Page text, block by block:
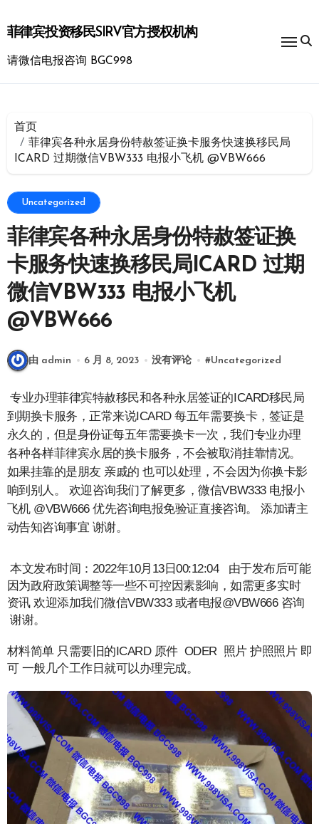
到
内
菲律宾投资移民SIRV官方授权机构
请微信电报咨询 BGC998
首页
菲律宾各种永居身份特赦签证换卡服务快速换移民局
ICARD 过期微信VBW333 电报小飞机 @VBW666
Uncategorized
菲律宾各种永居身份特赦签证换
卡服务快速换移民局ICARD 过期
微信VBW333 电报小飞机
@VBW666
由 admin 6 月 8, 2023 没有评论 #Uncategorized
专业办理菲律宾特赦移民和各种永居签证的ICARD移民局
到期换卡服务，正常来说ICARD 每五年需要换卡，签证是
永久的，但是身份证每五年需要换卡一次，我们专业办理
各种各样菲律宾永居的换卡服务，不会被取消挂靠情况。
如果挂靠的是朋友 亲戚的 也可以处理，不会因为你换卡影
响到别人。 欢迎咨询我们了解更多，微信VBW333 电报小
飞机 @VBW666 优先咨询电报免验证直接咨询。 添加请主
动告知咨询事宜 谢谢。
本文发布时间：2022年10月13日00:12:04 由于发布后可能
因为政府政策调整等一些不可控因素影响，如需更多实时
资讯 欢迎添加我们微信VBW333 或者电报@VBW666 咨询
谢谢。
材料简单 只需要旧的ICARD 原件 ODER 照片 护照照片 即
可 一般几个工作日就可以办理完成。